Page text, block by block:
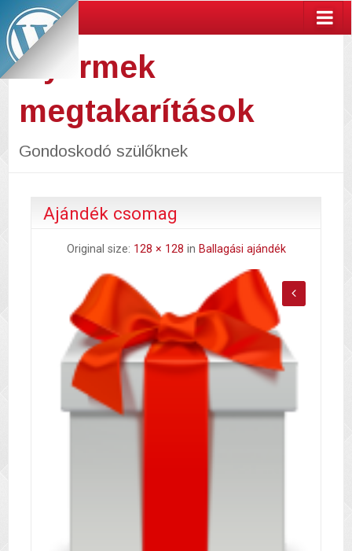
Gyermek
megtakarítások
Gondoskodó szülőknek
Ajándék csomag
Original size: 128 × 128 in Ballagási ajándék